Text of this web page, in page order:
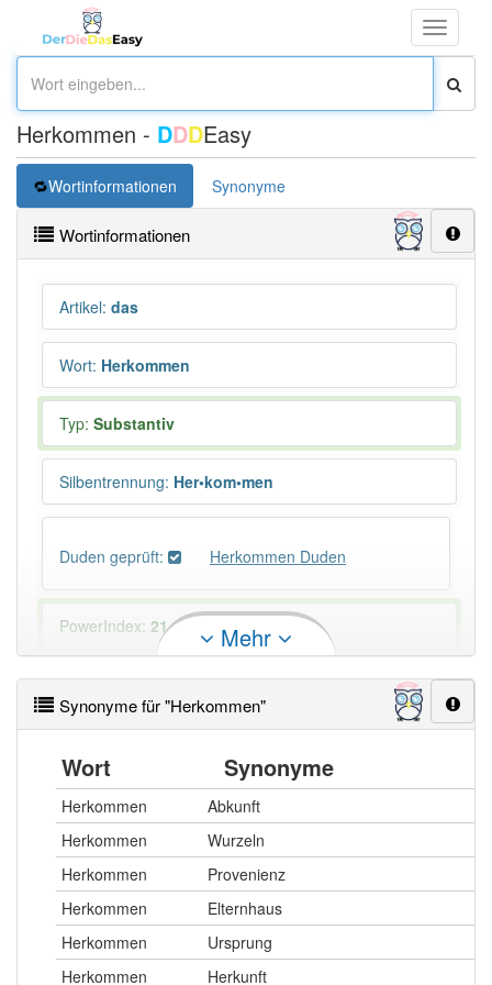
Toggle
Herkommen - DDDEasy
Wortinformationen Synonyme
Wortinformationen
Artikel: das
Wort: Herkommen
Typ: Substantiv
Silbentrennung: Her•kom•men
Duden geprüft: Herkommen Duden
PowerIndex: 21
Häufigkeit: 4 von 10
Wörter mit Endung -herkommen
anderen Artikeldas: 0
84% unserer Spielapp-Nutzer haben den Artikel
korrekt erraten.
Mehr
Synonyme für "Herkommen"
Wort Synonyme
Herkommen
Abkunft
Herkommen
Wurzeln
Herkommen
Provenienz
Herkommen
Elternhaus
Herkommen
Ursprung
Herkommen
Herkunft